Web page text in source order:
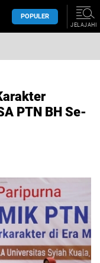
POPULER
JELAJAHI
PTN BH Se-